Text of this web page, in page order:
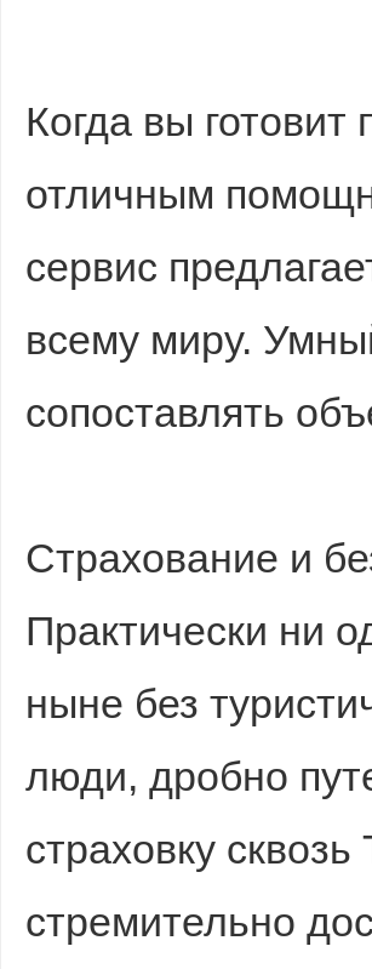
Когда вы
отличным
сервис
всему миру.
сопоставлять
Страхование и
Практически ни
ныне без
люди, дробно
страховку
стремительно